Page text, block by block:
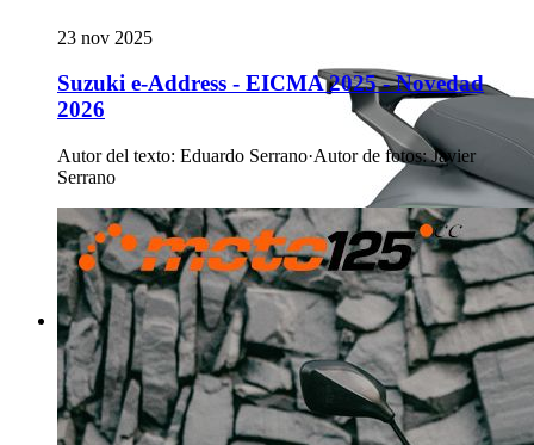
23 nov 2025
Suzuki e-Address - EICMA 2025 - Novedad
2026
Autor del texto: Eduardo Serrano·Autor de fotos: Javier
Serrano